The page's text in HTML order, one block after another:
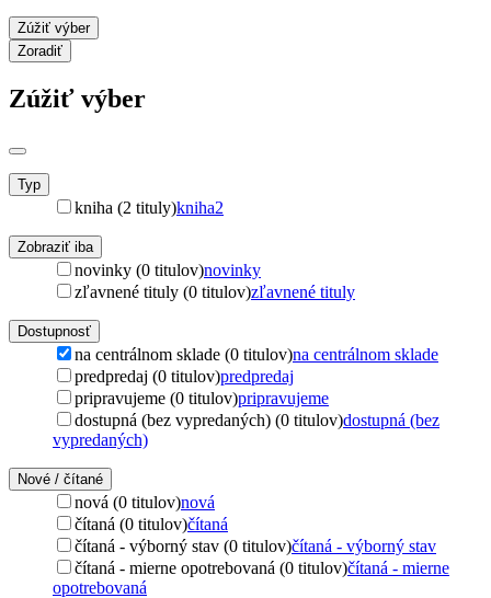
Zúžiť výber
Zoradiť
Zúžiť výber
Typ
kniha (2 tituly)kniha2
Zobraziť iba
novinky (0 titulov)novinky
zľavnené tituly (0 titulov)zľavnené tituly
Dostupnosť
na centrálnom sklade (0 titulov)na centrálnom sklade
predpredaj (0 titulov)predpredaj
pripravujeme (0 titulov)pripravujeme
dostupná (bez vypredaných) (0 titulov)dostupná (bez
vypredaných)
Nové / čítané
nová (0 titulov)nová
čítaná (0 titulov)čítaná
čítaná - výborný stav (0 titulov)čítaná - výborný stav
čítaná - mierne opotrebovaná (0 titulov)čítaná - mierne
opotrebovaná